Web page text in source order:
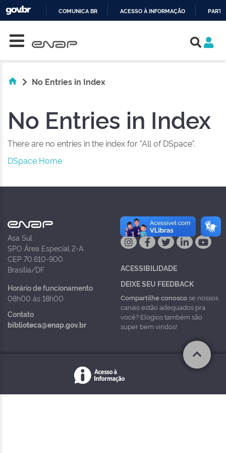
COMUNICA BR ACESSO À INFORMAÇÃO
No Entries in Index
No Entries in Index
There are no entries in the index for "All of DSpace".
DSpace Home
Asa Sul
SPO Área Especial 2-A
CEP 70.610-900
Brasília/DF
Horário de funcionamento
08h00 às 18h00
Contato
biblioteca@enap.gov.br
NAS REDES
ACESSIBILIDADE
DEIXE SEU FEEDBACK
Compartilhe conoscose nossos
canais estão adequados pra
você? Elogios também são
super bem vindos!